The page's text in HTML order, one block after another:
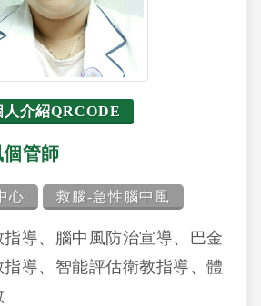
人介紹QRCODE
管師
心 救腦-急性腦中風
導、腦中風防治宣導、巴金
導、智能評估衛教指導、體